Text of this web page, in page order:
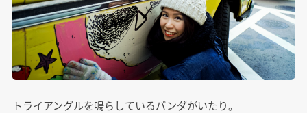
トライアングルを鳴らしているパンダがいたり。